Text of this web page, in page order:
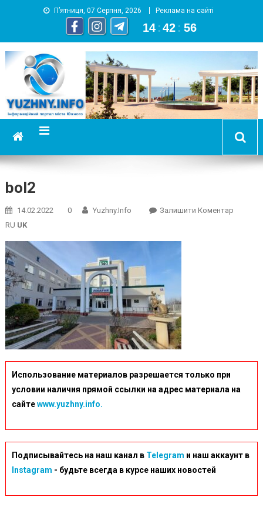
П’ятниця, 07 Серпня, 2026 Реклама на сайті
14 :42 : 57
YUZHNY.INFO
информационный портал города Южный
bol2
14.02.2022 0 Yuzhny.info Залишити КоментарOn
RU UK
Использование материалов разрешается только при
условии наличия прямой ссылки на адрес материала на
сайтеwww.yuzhny.info.
Подписывайтесь на наш канал в Telegram и наш аккаунт в
Instagram - будьте всегда в курсе наших новостей